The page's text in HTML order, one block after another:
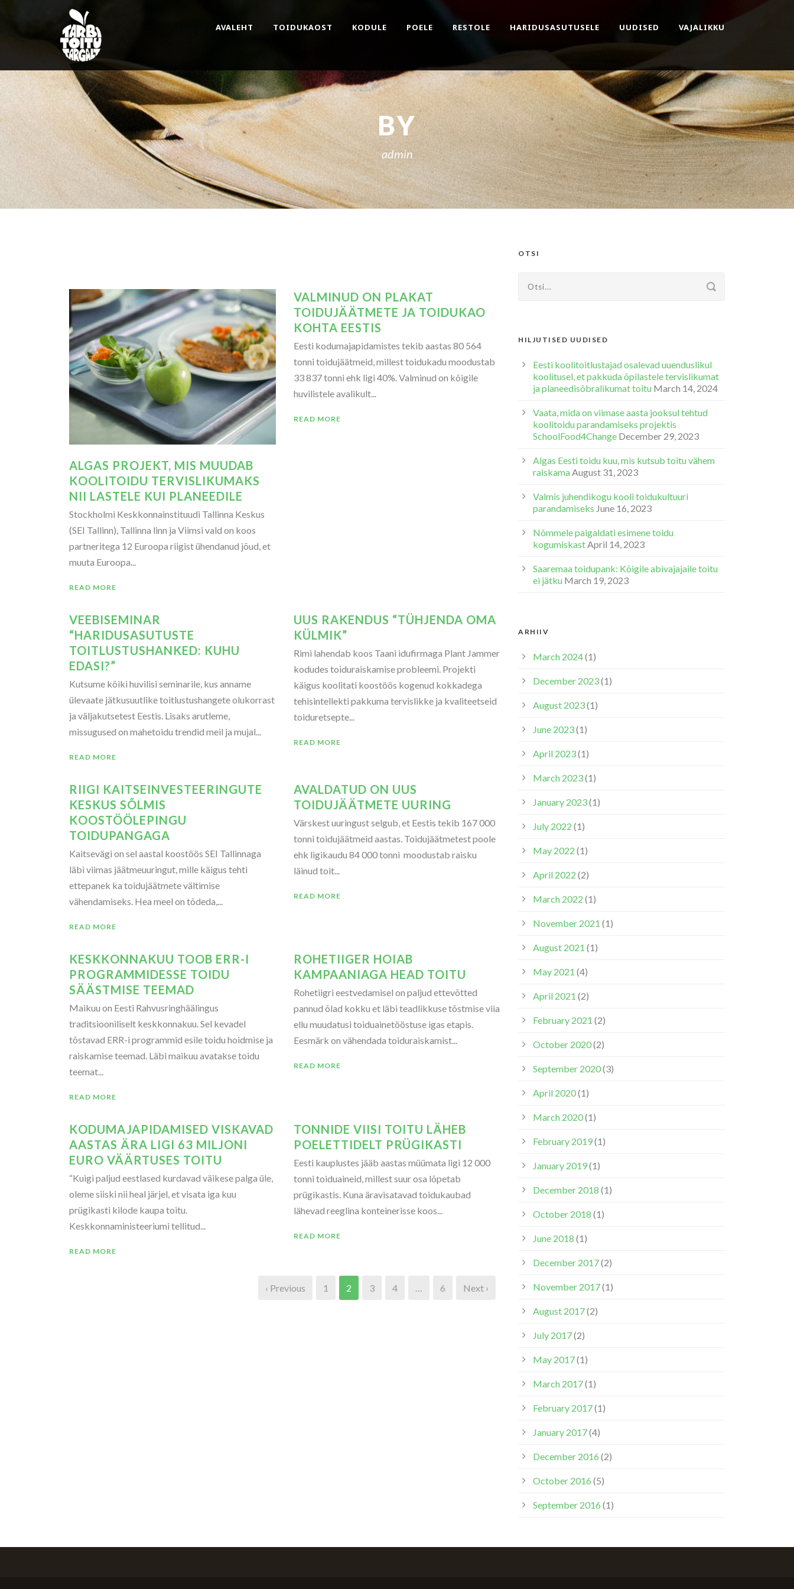
AVALEHT TOIDUKAOST KODULE POELE RESTOLE HARIDUSASUTUSELE UUDISED VAJALIKKU
BY
admin
ALGAS PROJEKT, MIS MUUDAB
KOOLITOIDU TERVISLIKUMAKS
NII LASTELE KUI PLANEEDILE
Stockholmi Keskkonnainstituudi Tallinna Keskus
(SEI Tallinn), Tallinna linn ja Viimsi vald on koos
partneritega 12 Euroopa riigist ühendanud jõud, et
muuta Euroopa...
READ MORE
VALMINUD ON PLAKAT
TOIDUJÄÄTMETE JA TOIDUKAO
KOHTA EESTIS
Eesti kodumajapidamistes tekib aastas 80 564
tonni toidujäätmeid, millest toidukadu moodustab
33 837 tonni ehk ligi 40%. Valminud on kõigile
huvilistele avalikult...
READ MORE
VEEBISEMINAR
“HARIDUSASUTUSTE
TOITLUSTUSHANKED: KUHU
EDASI?”
Kutsume kõiki huvilisi seminarile, kus anname
ülevaate jätkusuutlike toitlustushangete olukorrast
ja väljakutsetest Eestis. Lisaks arutleme,
missugused on mahetoidu trendid meil ja mujal...
READ MORE
UUS RAKENDUS “TÜHJENDA OMA
KÜLMIK”
Rimi lahendab koos Taani idufirmaga Plant Jammer
kodudes toiduraiskamise probleemi. Projekti
käigus koolitati koostöös kogenud kokkadega
tehisintellekti pakkuma tervislikke ja kvaliteetseid
toiduretsepte...
READ MORE
RIIGI KAITSEINVESTEERINGUTE
KESKUS SÕLMIS
KOOSTÖÖLEPINGU
TOIDUPANGAGA
Kaitsevägi on sel aastal koostöös SEI Tallinnaga
läbi viimas jäätmeuuringut, mille käigus tehti
ettepanek ka toidujäätmete vältimise
vähendamiseks. Hea meel on tõdeda,...
READ MORE
AVALDATUD ON UUS
TOIDUJÄÄTMETE UURING
Värskest uuringust selgub, et Eestis tekib 167 000
tonni toidujäätmeid aastas. Toidujäätmetest poole
ehk ligikaudu 84 000 tonni moodustab raisku
läinud toit...
READ MORE
KESKKONNAKUU TOOB ERR-I
PROGRAMMIDESSE TOIDU
SÄÄSTMISE TEEMAD
Maikuu on Eesti Rahvusringhäälingus
traditsiooniliselt keskkonnakuu. Sel kevadel
tõstavad ERR-i programmid esile toidu hoidmise ja
raiskamise teemad. Läbi maikuu avatakse toidu
teemat...
READ MORE
ROHETIIGER HOIAB
KAMPAANIAGA HEAD TOITU
Rohetiigri eestvedamisel on paljud ettevõtted
pannud õlad kokku et läbi teadlikkuse tõstmise viia
ellu muudatusi toiduainetööstuse igas etapis.
Eesmärk on vähendada toiduraiskamist...
READ MORE
KODUMAJAPIDAMISED VISKAVAD
AASTAS ÄRA LIGI 63 MILJONI
EURO VÄÄRTUSES TOITU
“Kuigi paljud eestlased kurdavad väikese palga üle,
oleme siiski nii heal järjel, et visata iga kuu
prügikasti kilode kaupa toitu.
Keskkonnaministeeriumi tellitud...
READ MORE
TONNIDE VIISI TOITU LÄHEB
POELETTIDELT PRÜGIKASTI
Eesti kauplustes jääb aastas müümata ligi 12 000
tonni toiduaineid, millest suur osa lõpetab
prügikastis. Kuna äravisatavad toidukaubad
lähevad reeglina konteinerisse koos...
READ MORE
‹ Previous 1 2 3 4 6 Next ›
OTSI
HILJUTISED UUDISED
Eesti koolitoitlustajad osalevad uuenduslikul
koolitusel, et pakkuda õpilastele tervislikumat
ja planeedisõbralikumat toitu March 14, 2024
Vaata, mida on viimase aasta jooksul tehtud
koolitoidu parandamiseks projektis
SchoolFood4Change December 29, 2023
Algas Eesti toidu kuu, mis kutsub toitu vähem
raiskama August 31, 2023
Valmis juhendikogu kooli toidukultuuri
parandamiseks June 16, 2023
Nõmmele paigaldati esimene toidu
kogumiskastApril 14, 2023
Saaremaa toidupank: Kõigile abivajajaile toitu
ei jätku March 19, 2023
ARHIIV
March 2024(1)
December 2023(1)
August 2023(1)
June 2023(1)
April 2023(1)
March 2023(1)
January 2023(1)
July 2022 (1)
May 2022 (1)
April 2022 (2)
March 2022 (1)
November 2021 (1)
August 2021 (1)
May 2021 (4)
April 2021 (2)
February 2021 (2)
October 2020(2)
September 2020(3)
April 2020(1)
March 2020(1)
February 2019(1)
January 2019(1)
December 2018 (1)
October 2018 (1)
June 2018 (1)
December 2017(2)
November 2017(1)
August 2017(2)
July 2017(2)
May 2017(1)
March 2017(1)
February 2017(1)
January 2017(4)
December 2016 (2)
October 2016 (5)
September 2016 (1)